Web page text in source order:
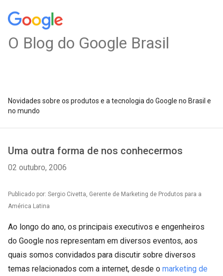
O Blog do Google Brasil
Novidades sobre os produtos e a tecnologia do Google no Brasil e
no mundo
Uma outra forma de nos conhecermos
02 outubro, 2006
Publicado por: Sergio Civetta, Gerente de Marketing de Produtos para a
América Latina
Ao longo do ano, os principais executivos e engenheiros
do Google nos representam em diversos eventos, aos
quais somos convidados para discutir sobre diversos
temas relacionados com a internet, desde o marketing de